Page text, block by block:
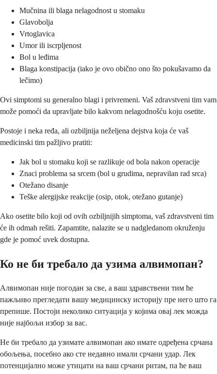
Mučnina ili blaga nelagodnost u stomaku
Glavobolja
Vrtoglavica
Umor ili iscrpljenost
Bol u leđima
Blaga konstipacija (iako je ovo obično ono što pokušavamo da
lečimo)
Ovi simptomi su generalno blagi i privremeni. Vaš zdravstveni tim vam
može pomoći da upravljate bilo kakvom nelagodnošću koju osetite.
Postoje i neka ređa, ali ozbiljnija neželjena dejstva koja će vaš
medicinski tim pažljivo pratiti:
Jak bol u stomaku koji se razlikuje od bola nakon operacije
Znaci problema sa srcem (bol u grudima, nepravilan rad srca)
Otežano disanje
Teške alergijske reakcije (osip, otok, otežano gutanje)
Ako osetite bilo koji od ovih ozbiljnijih simptoma, vaš zdravstveni tim
će ih odmah rešiti. Zapamtite, nalazite se u nadgledanom okruženju
gde je pomoć uvek dostupna.
Ко не би требало да узима алвимопан?
Алвимопан није погодан за све, а ваш здравствени тим ће
пажљиво прегледати вашу медицинску историју пре него што га
препише. Постоји неколико ситуација у којима овај лек можда
није најбољи избор за вас.
Не би требало да узимате алвимопан ако имате одређена срчана
обољења, посебно ако сте недавно имали срчани удар. Лек
потенцијално може утицати на ваш срчани ритам, па ће ваш